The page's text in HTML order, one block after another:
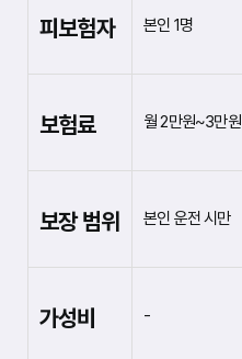
각
보
사
인
운
자
험
과
도
부
공
피보험자 본인 1명
보험료 월 2만원~3만원
보장 범위 본인 운전 시만
가성비 -